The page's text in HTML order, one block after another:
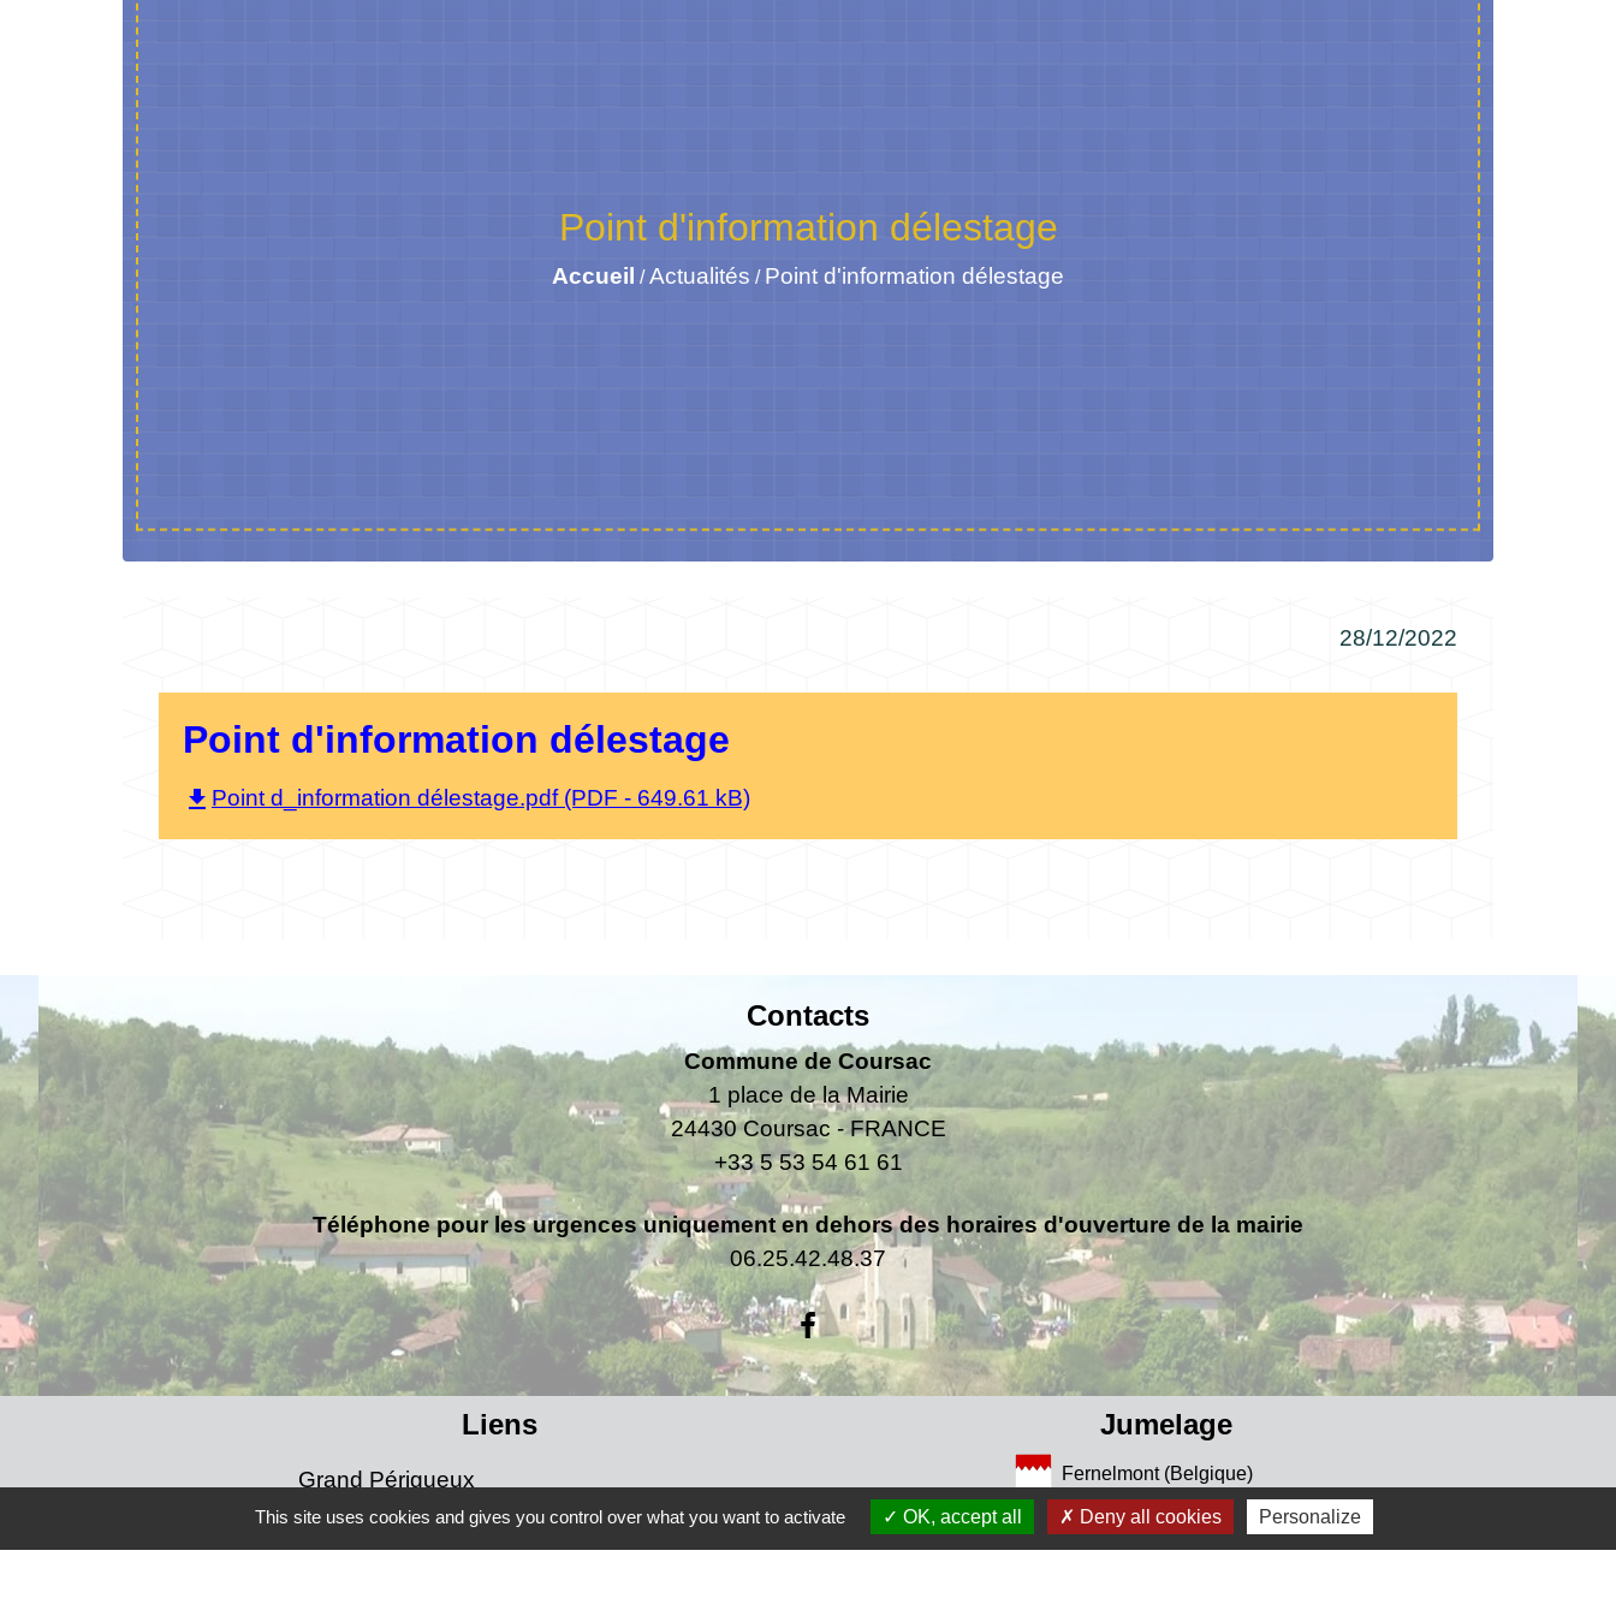
Point d'information délestage
Accueil /Actualités / Point d'information délestage
28/12/2022
Point d'information délestage
file_download Point d_information délestage.pdf (PDF - 649.61 kB)
Contacts
Commune de Coursac
1 place de la Mairie
24430 Coursac - FRANCE
+33 5 53 54 61 61
Téléphone pour les urgences uniquement en dehors des horaires d'ouverture de la mairie
06.25.42.48.37
Liens
Grand Périgueux
SMD3
Pépinière d'entreprises
Jumelage
Fernelmont (Belgique)
Fanfare royale de Fernelmont
This site uses cookies and gives you control over what you want to activate OK, accept all Deny all cookies Personalize